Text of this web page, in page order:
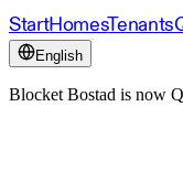
StartHomesTenants
English
Blocket Bostad is now